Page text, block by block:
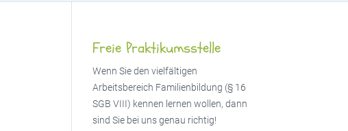
Freie Praktikumsstelle
Wenn Sie den vielfältigen
Arbeitsbereich Familienbildung (§ 16
SGB VIII) kennen lernen wollen, dann
sind Sie bei uns genau richtig!